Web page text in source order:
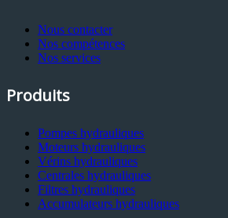
Nous contacter
Nos compétences
Nos services
Produits
Pompes hydrauliques
Moteurs hydrauliques
Vérins hydrauliques
Centrales hydrauliques
Filtres hydrauliques
Accumulateurs hydrauliques